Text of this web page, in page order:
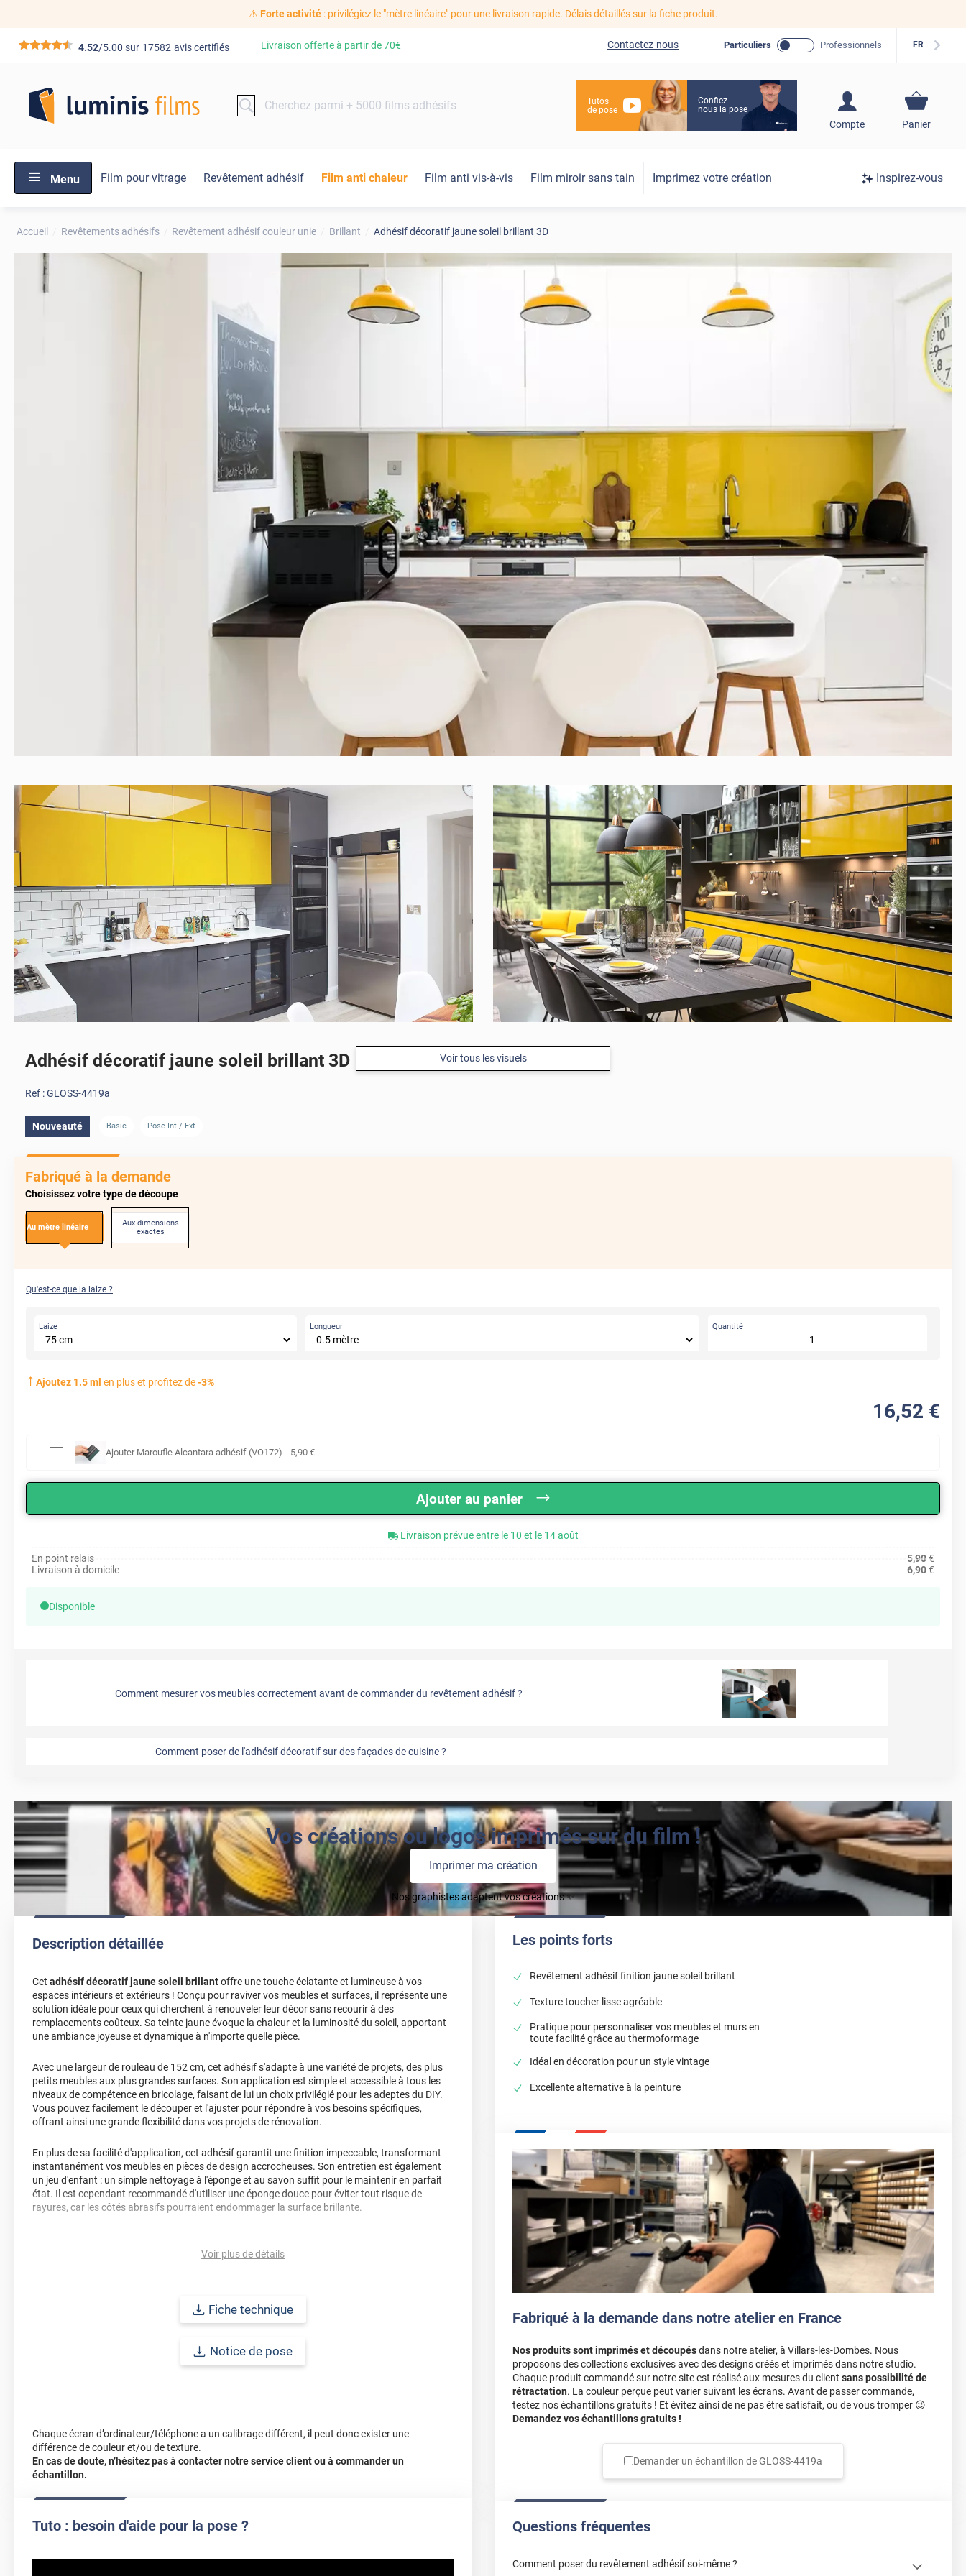
⚠️ Forte activité: privilégiez le "mètre linéaire" pour une livraison rapide. Délais détaillés sur la fiche produit.
*****4.52/5.00 sur 17582 avis certifiés Livraison offerte à partir de70€ Contactez-nous Particuliers Professionnels FR
Tutos
de pose
Confiez-
nous la pose
Compte
S'inscrire / Se
Panier
Menu Film pour vitrage Revêtement adhésif Film anti chaleur Film anti vis-à-vis Film miroir sans tain Imprimez votre création Inspirez-vous
Accueil Revêtements adhésifs Revêtement adhésif couleur unie Brillant Adhésif décoratif jaune soleil brillant 3D
Voir tous les visuels
Adhésif décoratif jaune soleil brillant 3D
Ref :GLOSS-4419a
Nouveauté Basic Pose Int / Ext
Fabriqué à la demande
Choisissez votre type de découpe
Au mètre linéaire
Aux dimensions
exactes
Qu'est-ce que la laize ?
Laize Longueur Quantité
Ajoutez 1.5ml en plus et profitez de-3%
16,52 €
Ajouter Maroufle Alcantara adhésif (VO172) - 5,90 €
Ajouter au panier
Livraison prévue entre le 10 et le 14 août
En point relais
5,90€
Livraison à domicile
6,90€
Disponible
Comment mesurer vos meubles correctement avant de commander du revêtement adhésif ?
Comment poser de l'adhésif décoratif sur des façades de cuisine ?
Vos créations ou logos imprimés sur du film !
Imprimer ma création
Nos graphistes adaptent vos créations ✨
Description détaillée
Cet adhésif décoratif jaune soleil brillantoffre une touche éclatante et lumineuse à vos
espaces intérieurs et extérieurs ! Conçu pour raviver vos meubles et surfaces, il représente une
solution idéale pour ceux qui cherchent à renouveler leur décor sans recourir à des
remplacements coûteux. Sa teinte jaune évoque la chaleur et la luminosité du soleil, apportant
une ambiance joyeuse et dynamique à n'importe quelle pièce.
Avec une largeur de rouleau de 152 cm, cet adhésif s'adapte à une variété de projets, des plus
petits meubles aux plus grandes surfaces. Son application est simple et accessible à tous les
niveaux de compétence en bricolage, faisant de lui un choix privilégié pour les adeptes du DIY.
Vous pouvez facilement le découper et l'ajuster pour répondre à vos besoins spécifiques,
offrant ainsi une grande flexibilité dans vos projets de rénovation.
En plus de sa facilité d'application, cet adhésif garantit une finition impeccable, transformant
instantanément vos meubles en pièces de design accrocheuses. Son entretien est également
un jeu d'enfant : un simple nettoyage à l'éponge et au savon suffit pour le maintenir en parfait
état. Il est cependant recommandé d'utiliser une éponge douce pour éviter tout risque de
rayures, car les côtés abrasifs pourraient endommager la surface brillante.
également des avantages économiques en vous permettant de donner une nouvelle vie à vos
ceux qui cherchent à illuminer leur environnement avec style.
Voir plus de détails
Fiche technique
Notice de pose
Chaque écran d’ordinateur/téléphone a un calibrage différent, il peut donc exister une
différence de couleur et/ou de texture.
En cas de doute, n’hésitez pas à contacter notre service client ou à commander un
échantillon.
Tuto : besoin d'aide pour la pose ?
Les points forts
Revêtement adhésif finition jaune soleil brillant
Texture toucher lisse agréable
Pratique pour personnaliser vos meubles et murs en
toute facilité grâce au thermoformage
Idéal en décoration pour un style vintage
Excellente alternative à la peinture
Fabriqué à la demande dans notre atelier en France
Nos produits sont imprimés et découpésdans notre atelier, à Villars-les-Dombes. Nous
proposons des collections exclusives avec des designs créés et imprimés dans notre studio.
Chaque produit commandé sur notre site est réalisé aux mesures du client sans possibilité de
rétractation. La couleur perçue peut varier suivant les écrans. Avant de passer commande,
testez nos échantillons gratuits ! Et évitez ainsi de ne pas être satisfait, ou de vous tromper 😉
Demandez vos échantillons gratuits !
Demander un échantillon de GLOSS-4419a
Questions fréquentes
Comment poser du revêtement adhésif soi-même ?